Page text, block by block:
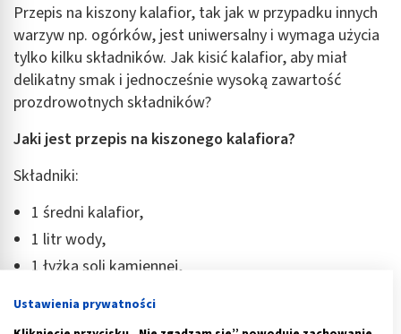
Przepis na kiszony kalafior, tak jak w przypadku innych
warzyw np. ogórków, jest uniwersalny i wymaga użycia
tylko kilku składników. Jak kisić kalafior, aby miał
delikatny smak i jednocześnie wysoką zawartość
prozdrowotnych składników?
Jaki jest przepis na kiszonego kalafiora?
Składniki:
1 średni kalafior,
1 litr wody,
1 łyżka soli kamiennej,
Ustawienia prywatności